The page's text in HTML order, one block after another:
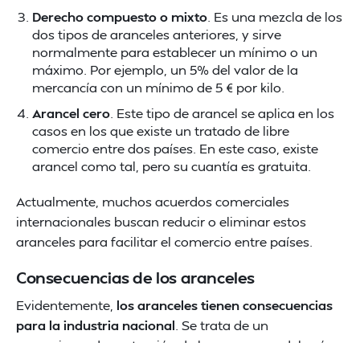
Derecho compuesto o mixto . Es una mezcla de los
dos tipos de aranceles anteriores, y sirve
normalmente para establecer un mínimo o un
máximo. Por ejemplo, un 5% del valor de la
mercancía con un mínimo de 5 € por kilo.
Arancel cero . Este tipo de arancel se aplica en los
casos en los que existe un tratado de libre
comercio entre dos países. En este caso, existe
arancel como tal, pero su cuantía es gratuita.
Actualmente, muchos acuerdos comerciales
internacionales buscan reducir o eliminar estos
aranceles para facilitar el comercio entre países.
Consecuencias de los aranceles
Evidentemente, los aranceles tienen consecuencias
para la industria nacional . Se trata de un